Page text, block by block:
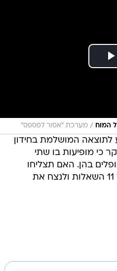
המוח / מערכת "אסור לפספס"
המושלמת בחידון
כי מופיעות בו שתי
בהן. האם תצליחו
לענות לפחות על 9 מתוך 11 השאלות ולנצח את